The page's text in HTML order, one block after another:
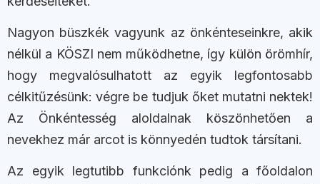
Nagyon büszkék vagyunk az önkénteseinkre, akik
nélkül a KÖSZI nem működhetne, így külön örömhír,
hogy megvalósulhatott az egyik legfontosabb
célkitűzésünk: végre be tudjuk őket mutatni nektek!
Az Önkéntesség aloldalnak köszönhetően a
nevekhez már arcot is könnyedén tudtok társítani.
Az egyik legtutibb funkciónk pedig a főoldalon